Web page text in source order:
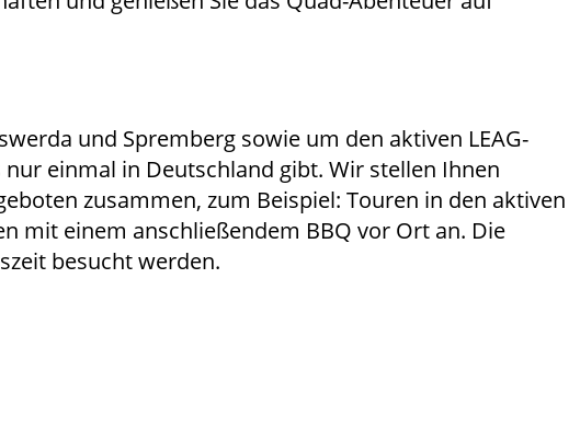
und Spremberg sowie um den aktiven LEAG-
nur einmal in Deutschland gibt. Wir stellen Ihnen
zusammen, zum Beispiel: Touren in den aktiven
mit einem anschließendem BBQ vor Ort an. Die
besucht werden.